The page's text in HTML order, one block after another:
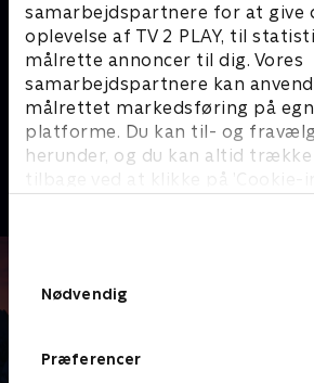
samarbejdspartnere for at give
oplevelse af TV 2 PLAY, til
målrette annoncer til dig. Vores
samarbejdspartnere kan
målrettet markedsføring på
platforme. Du kan til- og
herunder, og du kan altid
tilbage ved at klikke på ’Cookie-
Nødvendig
Præferencer
Sport Fokus